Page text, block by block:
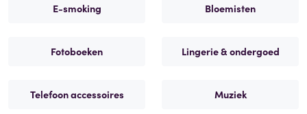
E-smoking Bloemisten
Fotoboeken Lingerie & ondergoed
Telefoon accessoires Muziek